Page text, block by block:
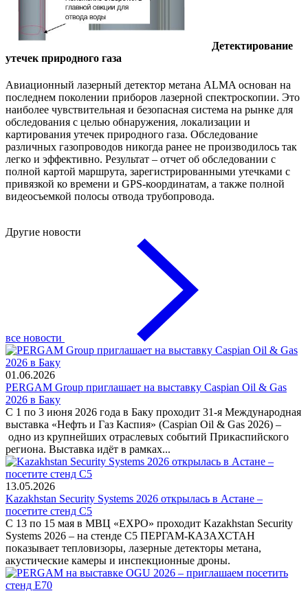
Детектирование
утечек природного газа
Авиационный лазерный детектор метана ALMA основан на
последнем поколении приборов лазерной спектроскопии. Это
наиболее чувствительная и безопасная система на рынке для
обследования с целью обнаружения, локализации и
картирования утечек природного газа. Обследование
различных газопроводов никогда ранее не производилось так
легко и эффективно. Результат – отчет об обследовании с
полной картой маршрута, зарегистрированными утечками с
привязкой ко времени и GPS-координатам, а также полной
видеосъемкой полосы отвода трубопровода.
Другие новости
все новости
01.06.2026
PERGAM Group приглашает на выставку Caspian Oil & Gas
2026 в Баку
С 1 по 3 июня 2026 года в Баку проходит 31-я Международная
выставка «Нефть и Газ Каспия» (Caspian Oil & Gas 2026) –
одно из крупнейших отраслевых событий Прикаспийского
региона. Выставка идёт в рамках...
13.05.2026
Kazakhstan Security Systems 2026 открылась в Астане –
посетите стенд C5
С 13 по 15 мая в МВЦ «EXPO» проходит Kazakhstan Security
Systems 2026 – на стенде C5 ПЕРГАМ-КАЗАХСТАН
показывает тепловизоры, лазерные детекторы метана,
акустические камеры и инспекционные дроны.